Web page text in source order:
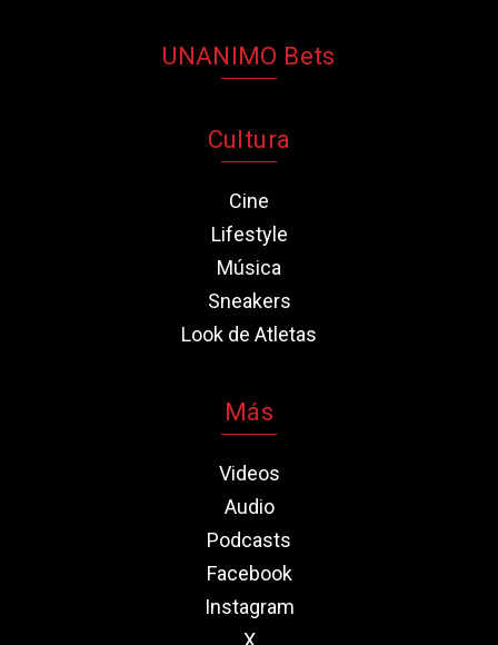
UNANIMO Bets
Cultura
Cine
Lifestyle
Música
Sneakers
Look de Atletas
Más
Videos
Audio
Podcasts
Facebook
Instagram
X